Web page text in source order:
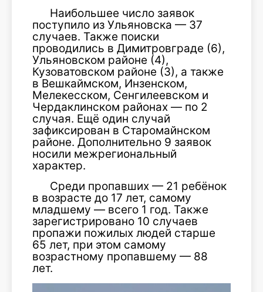
Наибольшее число заявок
поступило из Ульяновска — 37
случаев. Также поиски
проводились в Димитровграде (6),
Ульяновском районе (4),
Кузоватовском районе (3), а также
в Вешкаймском, Инзенском,
Мелекесском, Сенгилеевском и
Чердаклинском районах — по 2
случая. Ещё один случай
зафиксирован в Старомайнском
районе. Дополнительно 9 заявок
носили межрегиональный
характер.
Среди пропавших — 21 ребёнок
в возрасте до 17 лет, самому
младшему — всего 1 год. Также
зарегистрировано 10 случаев
пропажи пожилых людей старше
65 лет, при этом самому
возрастному пропавшему — 88
лет.